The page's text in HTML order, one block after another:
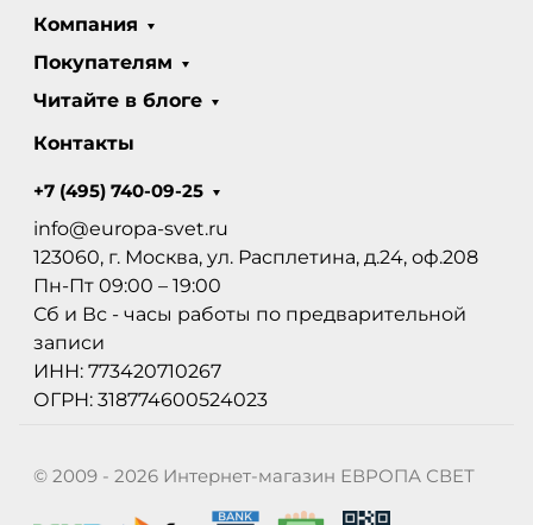
Компания
Покупателям
Читайте в блоге
Контакты
+7 (495) 740-09-25
info@europa-svet.ru
123060, г. Москва, ул. Расплетина, д.24, оф.208
Пн-Пт 09:00 – 19:00
Сб и Вс - часы работы по предварительной
записи
ИНН: 773420710267
ОГРН: 318774600524023
© 2009 - 2026 Интернет-магазин ЕВРОПА СВЕТ